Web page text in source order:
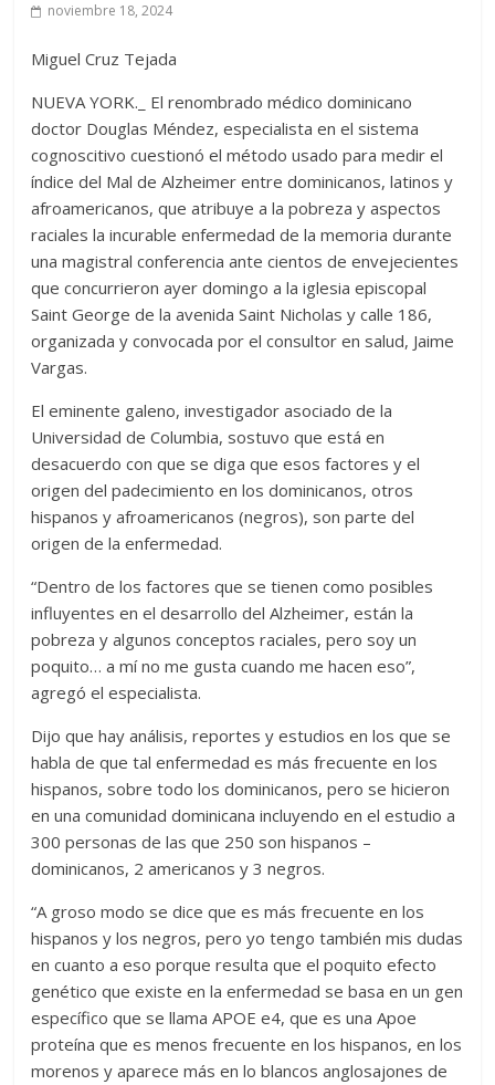
noviembre 18, 2024
Miguel Cruz Tejada
NUEVA YORK._ El renombrado médico dominicano
doctor Douglas Méndez, especialista en el sistema
cognoscitivo cuestionó el método usado para medir el
índice del Mal de Alzheimer entre dominicanos, latinos y
afroamericanos, que atribuye a la pobreza y aspectos
raciales la incurable enfermedad de la memoria durante
una magistral conferencia ante cientos de envejecientes
que concurrieron ayer domingo a la iglesia episcopal
Saint George de la avenida Saint Nicholas y calle 186,
organizada y convocada por el consultor en salud, Jaime
Vargas.
El eminente galeno, investigador asociado de la
Universidad de Columbia, sostuvo que está en
desacuerdo con que se diga que esos factores y el
origen del padecimiento en los dominicanos, otros
hispanos y afroamericanos (negros), son parte del
origen de la enfermedad.
“Dentro de los factores que se tienen como posibles
influyentes en el desarrollo del Alzheimer, están la
pobreza y algunos conceptos raciales, pero soy un
poquito… a mí no me gusta cuando me hacen eso”,
agregó el especialista.
Dijo que hay análisis, reportes y estudios en los que se
habla de que tal enfermedad es más frecuente en los
hispanos, sobre todo los dominicanos, pero se hicieron
en una comunidad dominicana incluyendo en el estudio a
300 personas de las que 250 son hispanos –
dominicanos, 2 americanos y 3 negros.
“A groso modo se dice que es más frecuente en los
hispanos y los negros, pero yo tengo también mis dudas
en cuanto a eso porque resulta que el poquito efecto
genético que existe en la enfermedad se basa en un gen
específico que se llama APOE e4, que es una Apoe
proteína que es menos frecuente en los hispanos, en los
morenos y aparece más en lo blancos anglosajones de